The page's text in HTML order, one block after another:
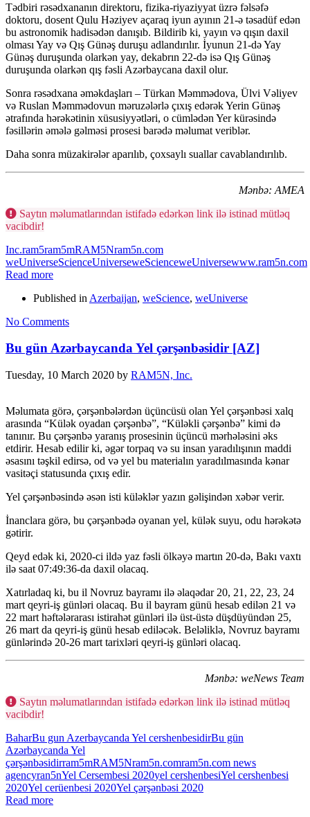
Tədbiri rəsədxananın direktoru, fizika-riyaziyyat üzrə fəlsəfə
doktoru, dosent Qulu Həziyev açaraq iyun ayının 21-ə təsadüf edən
bu astronomik hadisədən danışıb. Bildirib ki, yayın və qışın daxil
olması Yay və Qış Günəş duruşu adlandırılır. İyunun 21-də Yay
Günəş duruşunda olarkən yay, dekabrın 22-də isə Qış Günəş
duruşunda olarkən qış fəsli Azərbaycana daxil olur.
Sonra rəsədxana əməkdaşları – Türkan Məmmədova, Ülvi Vəliyev
və Ruslan Məmmədovun məruzələrlə çıxış edərək Yerin Günəş
ətrafında hərəkətinin xüsusiyyətləri, o cümlədən Yer kürəsində
fəsillərin əmələ gəlməsi prosesi barədə məlumat veriblər.
Daha sonra müzakirələr aparılıb, çoxsaylı suallar cavablandırılıb.
Mənbə: AMEA
Saytın məlumatlarından istifadə edərkən link ilə istinad mütləq
vacibdir!
Inc.ram5ram5mRAM5Nram5n.com
weUniverseScienceUniverseweScienceweUniversewww.ram5n.com
Read more
Published in Azerbaijan, weScience, weUniverse
No Comments
Bu gün Azərbaycanda Yel çərşənbəsidir [AZ]
Tuesday, 10 March 2020 by RAM5N, Inc.
Məlumata görə, çərşənbələrdən üçüncüsü olan Yel çərşənbəsi xalq
arasında “Külək oyadan çərşənbə”, “Küləkli çərşənbə” kimi də
tanınır. Bu çərşənbə yaranış prosesinin üçüncü mərhələsini əks
etdirir. Hesab edilir ki, əgər torpaq və su insan yaradılışının maddi
əsasını təşkil edirsə, od və yel bu materialın yaradılmasında kənar
vasitəçi statusunda çıxış edir.
Yel çərşənbəsində əsən isti küləklər yazın gəlişindən xəbər verir.
İnanclara görə, bu çərşənbədə oyanan yel, külək suyu, odu hərəkətə
gətirir.
Qeyd edək ki, 2020-ci ildə yaz fəsli ölkəyə martın 20-də, Bakı vaxtı
ilə saat 07:49:36-da daxil olacaq.
Xatırladaq ki, bu il Novruz bayramı ilə əlaqədar 20, 21, 22, 23, 24
mart qeyri-iş günləri olacaq. Bu il bayram günü hesab edilən 21 və
22 mart həftələrarası istirahət günləri ilə üst-üstə düşdüyündən 25,
26 mart da qeyri-iş günü hesab ediləcək. Beləliklə, Novruz bayramı
günlərində 20-26 mart tarixləri qeyri-iş günləri olacaq.
Mənbə: weNews Team
Saytın məlumatlarından istifadə edərkən link ilə istinad mütləq
vacibdir!
BaharBu gun Azerbaycanda Yel cershenbesidirBu gün
Azərbaycanda Yel
çərşənbəsidirram5mRAM5Nram5n.comram5n.com news
agencyran5nYel Cersembesi 2020yel cershenbesiYel cershenbesi
2020Yel cerüenbesi 2020Yel çərşənbəsi 2020
Read more